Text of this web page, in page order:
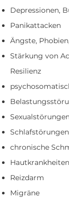
Depressionen,
Panikattacken
Ängste,
Stärkung von
Resilienz
Schlafstörungen
chronische
Hautkrankheiten
Reizdarm
Migräne